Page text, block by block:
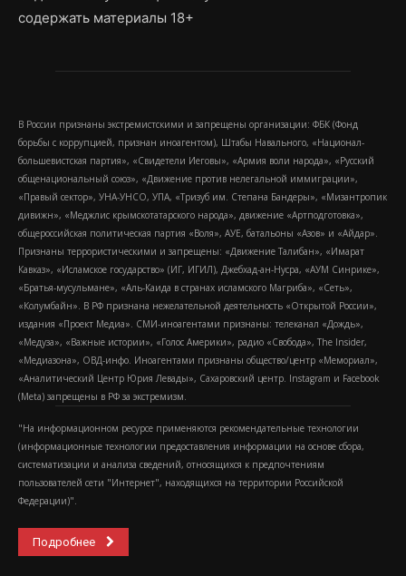
содержать материалы 18+
В России признаны экстремистскими и запрещены организации: ФБК (Фонд
борьбы с коррупцией, признан иноагентом), Штабы Навального, «Национал-
большевистская партия», «Свидетели Иеговы», «Армия воли народа», «Русский
общенациональный союз», «Движение против нелегальной иммиграции»,
«Правый сектор», УНА-УНСО, УПА, «Тризуб им. Степана Бандеры», «Мизантропик
дивижн», «Меджлис крымскотатарского народа», движение «Артподготовка»,
общероссийская политическая партия «Воля», АУЕ, батальоны «Азов» и «Айдар».
Признаны террористическими и запрещены: «Движение Талибан», «Имарат
Кавказ», «Исламское государство» (ИГ, ИГИЛ), Джебхад-ан-Нусра, «АУМ Синрике»,
«Братья-мусульмане», «Аль-Каида в странах исламского Магриба», «Сеть»,
«Колумбайн». В РФ признана нежелательной деятельность «Открытой России»,
издания «Проект Медиа». СМИ-иноагентами признаны: телеканал «Дождь»,
«Медуза», «Важные истории», «Голос Америки», радио «Свобода», The Insider,
«Медиазона», ОВД-инфо. Иноагентами признаны общество/центр «Мемориал»,
«Аналитический Центр Юрия Левады», Сахаровский центр. Instagram и Facebook
(Metа) запрещены в РФ за экстремизм.
"На информационном ресурсе применяются рекомендательные технологии
(информационные технологии предоставления информации на основе сбора,
систематизации и анализа сведений, относящихся к предпочтениям
пользователей сети "Интернет", находящихся на территории Российской
Федерации)".
Подробнее